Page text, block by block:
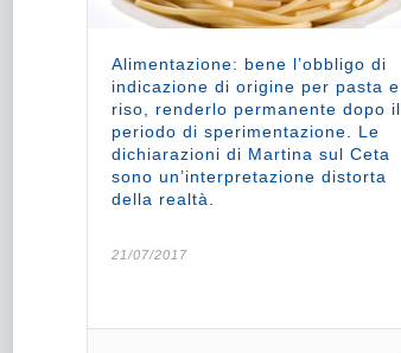
Alimentazione: bene l’obbligo di
indicazione di origine per pasta e
riso, renderlo permanente dopo il
periodo di sperimentazione. Le
dichiarazioni di Martina sul Ceta
sono un’interpretazione distorta
della realtà.
21/07/2017